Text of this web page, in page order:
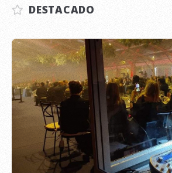
DESTACADO